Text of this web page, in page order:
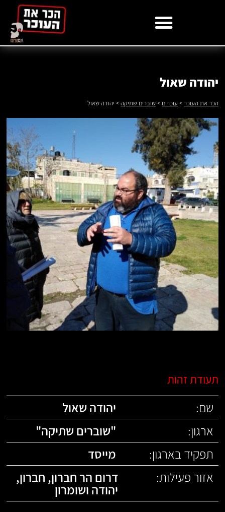
תעודת זהות
שם:
יהודה שאול
ארגון:
"שוברים שתיקה"
תפקיד בארגון:
מייסד
אזור פעילות:
דרום הר חברון, חברון,
יהודה ושומרון
יהודה שאול
הכר את העוכר> עוכרים >שוברים שתיקה> יהודה שאול